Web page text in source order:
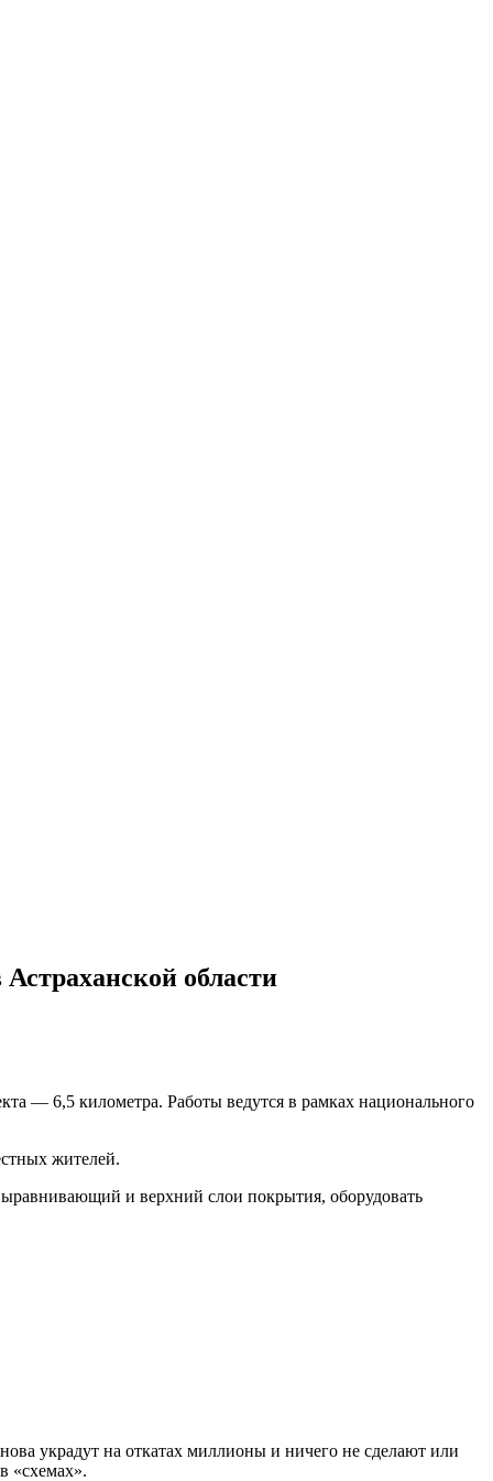
области
— 6,5 километра. Работы ведутся в рамках национального
жителей.
и верхний слои покрытия, оборудовать
украдут на откатах миллионы и ничего не сделают или
«схемах».